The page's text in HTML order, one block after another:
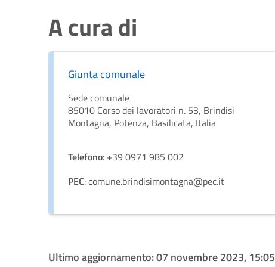
A cura di
Giunta comunale
Sede comunale
85010 Corso dei lavoratori n. 53, Brindisi
Montagna, Potenza, Basilicata, Italia
Telefono: +39 0971 985 002
PEC: comune.brindisimontagna@pec.it
Ultimo aggiornamento:07 novembre 2023, 15:05